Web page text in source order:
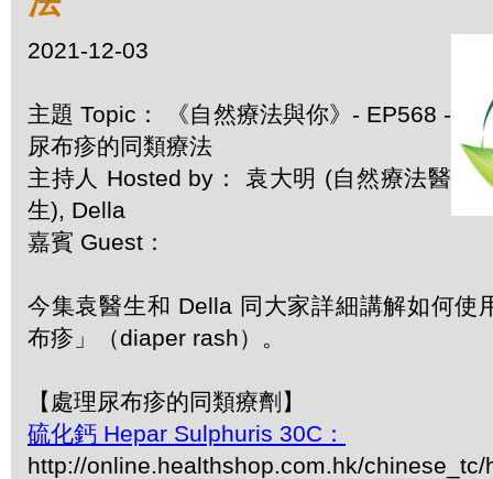
2021-12-03
主題 Topic： 《自然療法與你》- EP568 -
尿布疹的同類療法
主持人 Hosted by： 袁大明 (自然療法醫
生), Della
嘉賓 Guest：
今集袁醫生和 Della 同大家詳細講解如何使
布疹」（diaper rash）。
【處理尿布疹的同類療劑】
硫化鈣 Hepar Sulphuris 30C：
http://online.healthshop.com.hk/